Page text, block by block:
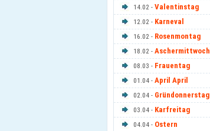
14.02 - Valentinstag
12.02 - Karneval
16.02 - Rosenmontag
18.02 - Aschermittwoch
08.03 - Frauentag
01.04 - April April
02.04 - Gründonnerstag
03.04 - Karfreitag
04.04 - Ostern